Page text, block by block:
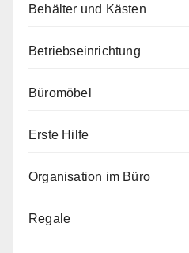
Behälter und Kästen
Betriebseinrichtung
Büromöbel
Erste Hilfe
Organisation im Büro
Regale